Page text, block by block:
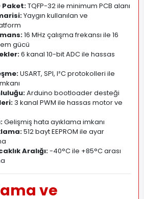
Paket:TQFP-32 ile minimum PCB alanı
Yaygın kullanılan ve
16 MHz çalışma frekansı ile 16
gücü
6 kanal 10-bit ADC ile hassas
USART, SPI, I²C protokolleri ile
Arduino bootloader desteği
3 kanal PWM ile hassas motor ve
Gelişmiş hata ayıklama imkanı
512 bayt EEPROM ile ayar
Aralığı:-40°C ile +85°C arası
ve